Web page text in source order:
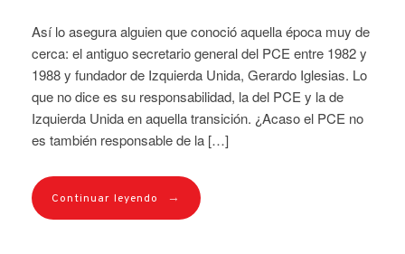
Así lo asegura alguien que conoció aquella época muy de
cerca: el antiguo secretario general del PCE entre 1982 y
1988 y fundador de Izquierda Unida, Gerardo Iglesias. Lo
que no dice es su responsabilidad, la del PCE y la de
Izquierda Unida en aquella transición. ¿Acaso el PCE no
es también responsable de la […]
Continuar leyendo →